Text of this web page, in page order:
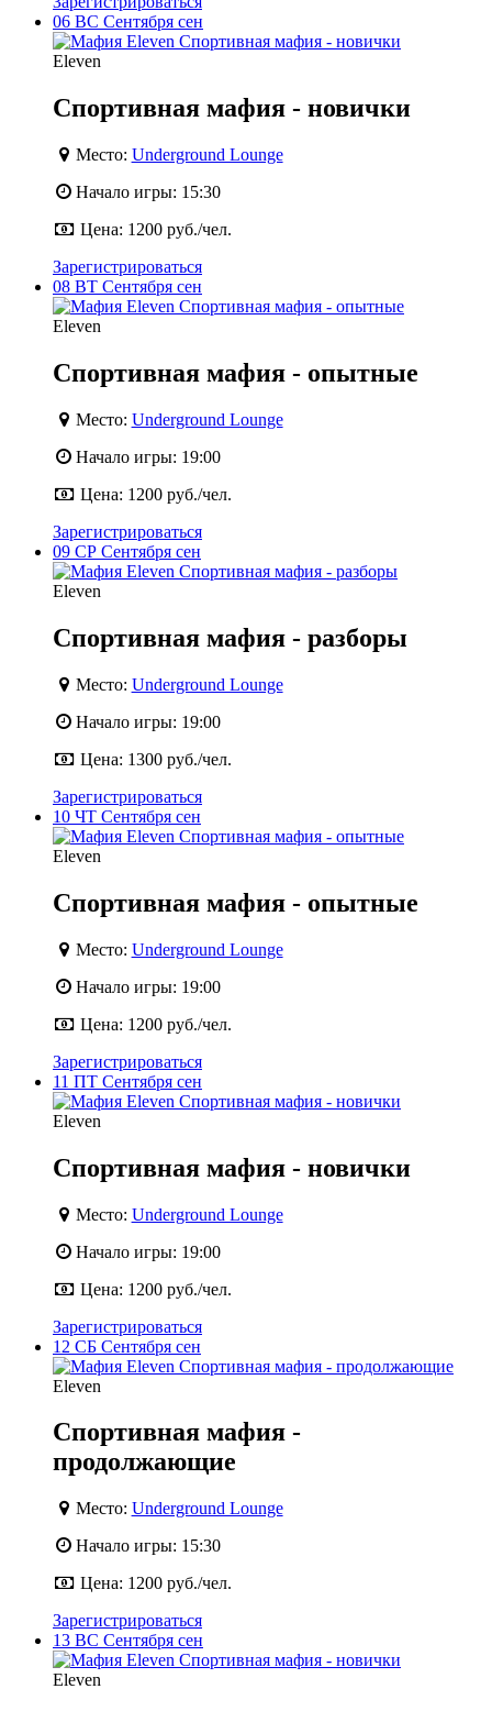
06 ВС Сентября сен
Eleven
Спортивная мафия - новички
Место: Underground Lounge
Начало игры: 15:30
Цена: 1200 руб./чел.
Зарегистрироваться
08 ВТ Сентября сен
Eleven
Спортивная мафия - опытные
Место: Underground Lounge
Начало игры: 19:00
Цена: 1200 руб./чел.
Зарегистрироваться
09 СР Сентября сен
Eleven
Спортивная мафия - разборы
Место: Underground Lounge
Начало игры: 19:00
Цена: 1300 руб./чел.
Зарегистрироваться
10 ЧТ Сентября сен
Eleven
Спортивная мафия - опытные
Место: Underground Lounge
Начало игры: 19:00
Цена: 1200 руб./чел.
Зарегистрироваться
11 ПТ Сентября сен
Eleven
Спортивная мафия - новички
Место: Underground Lounge
Начало игры: 19:00
Цена: 1200 руб./чел.
Зарегистрироваться
12 СБ Сентября сен
Eleven
Спортивная мафия -
продолжающие
Место: Underground Lounge
Начало игры: 15:30
Цена: 1200 руб./чел.
Зарегистрироваться
13 ВС Сентября сен
Eleven